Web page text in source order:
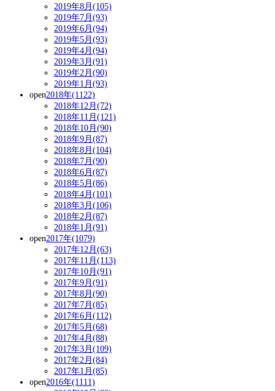
2019年8月(105)
2019年7月(93)
2019年6月(94)
2019年5月(93)
2019年4月(94)
2019年3月(91)
2019年2月(90)
2019年1月(93)
open2018年(1122)
2018年12月(72)
2018年11月(121)
2018年10月(90)
2018年9月(87)
2018年8月(104)
2018年7月(90)
2018年6月(87)
2018年5月(86)
2018年4月(101)
2018年3月(106)
2018年2月(87)
2018年1月(91)
open2017年(1079)
2017年12月(63)
2017年11月(113)
2017年10月(91)
2017年9月(91)
2017年8月(90)
2017年7月(85)
2017年6月(112)
2017年5月(68)
2017年4月(88)
2017年3月(109)
2017年2月(84)
2017年1月(85)
open2016年(1111)